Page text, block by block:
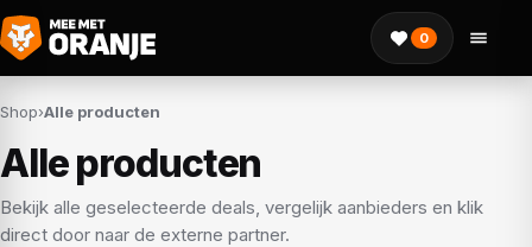
0
Shop›Alle producten
Alle producten
Bekijk alle geselecteerde deals, vergelijk aanbieders en klik
direct door naar de externe partner.